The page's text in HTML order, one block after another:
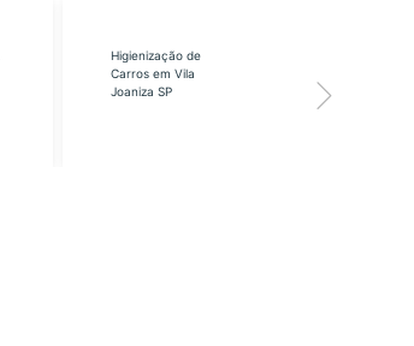
Higienização de
Carros em Vila
Joaniza SP